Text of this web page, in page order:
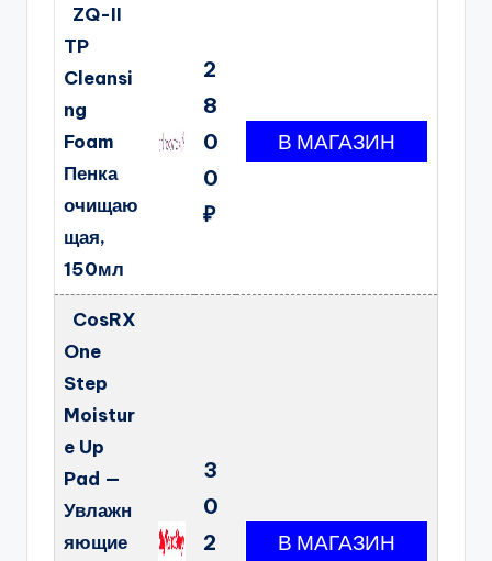
ZQ-II
TP
Cleansi
ng
Foam
Пенка
очищаю
щая,
150мл
2
8
0
0
₽
CosRX
One
Step
Moistur
e Up
Pad —
Увлажн
яющие
3
0
2